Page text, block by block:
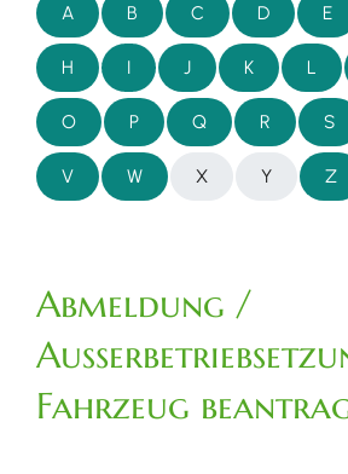
A B C D E
H I J K L
O P Q R S
V W X Y Z
Abmeldung /
Fahrzeug